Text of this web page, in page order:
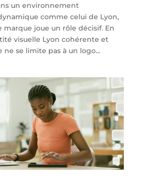
un environnement
comme celui de Lyon,
marque joue un rôle décisif. En
visuelle Lyon cohérente et
ne se limite pas à un logo...